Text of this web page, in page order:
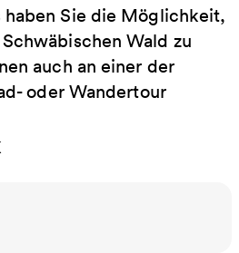
Sie die Möglichkeit,
Wald zu
auch an einer der
oder Wandertour